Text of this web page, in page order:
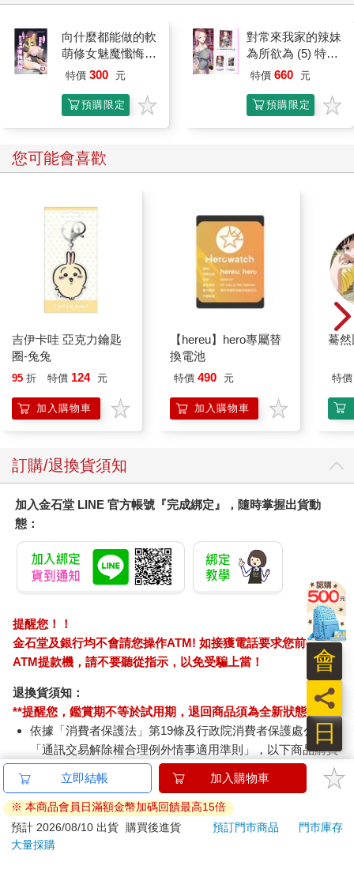
向什麼都能做的軟
萌修女魅魔懺悔榨
精
特價 300 元
預購限定
對常來我家的辣妹
為所欲為 (5) 特裝
版
特價 660 元
預購限定
您可能會喜歡
吉伊卡哇 亞克力鑰匙
圈-兔兔
95 折 特價 124 元
加入購物車
【hereu】hero專屬替
換電池
特價 490 元
加入購物車
驀
特價
訂購/退換貨須知
加入金石堂 LINE 官方帳號『完成綁定』，隨時掌握出貨動
態：
提醒您！！
金石堂及銀行均不會請您操作ATM! 如接獲電話要求您前往
ATM提款機，請不要聽從指示，以免受騙上當！
退換貨須知：
**提醒您，鑑賞期不等於試用期，退回商品須為全新狀態**
依據「消費者保護法」第19條及行政院消費者保護處公告之
「通訊交易解除權合理例外情事適用準則」，以下商品購買
後，除商品本身有瑕疵外，將不提供7天的猶豫期：
易於腐敗、保存期限較短或解約時即將逾期。（如：生
鮮食品）
依消費者要求所為之客製化給付。（客製化商品）
報紙、期刊或雜誌。（含MOOK、外文雜誌）
立即結帳 加入購物車
※ 本商品會員日滿額金幣加碼回饋最高15倍
預計 2026/08/10 出貨
購買後進貨 預訂門市商品
門市庫存
大量採購
日
員
會